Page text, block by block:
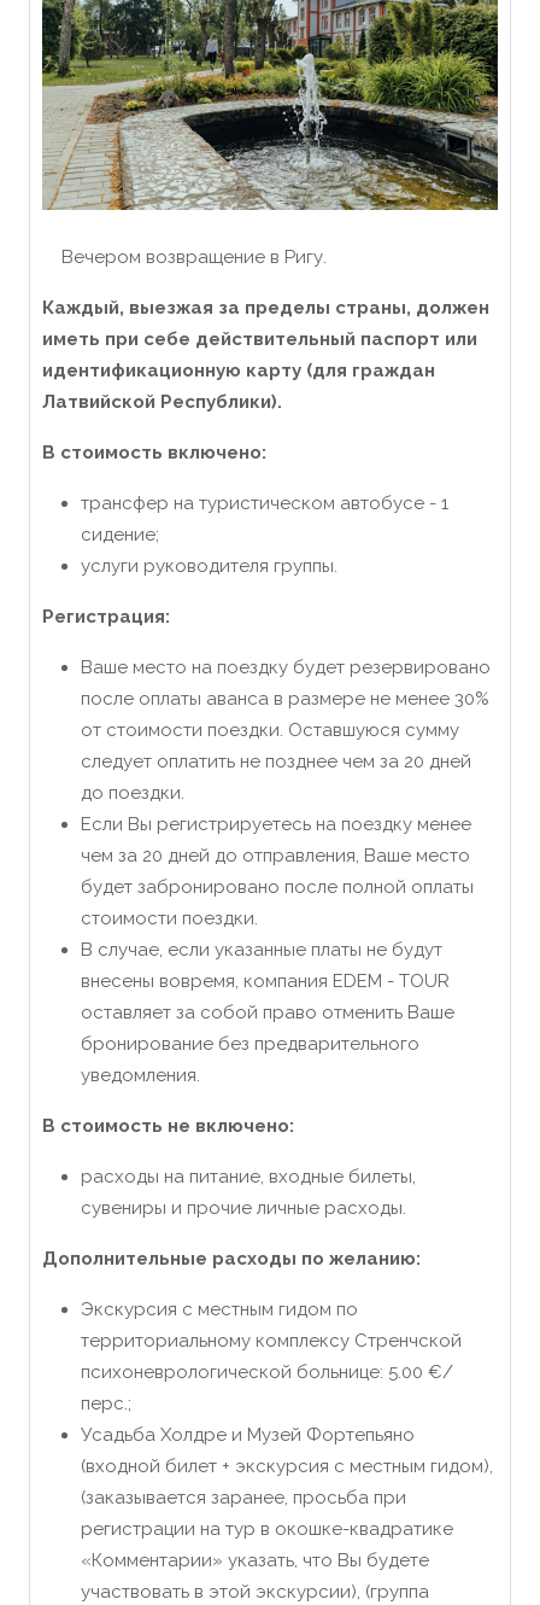
Вечером возвращение в Ригу.
Каждый, выезжая за пределы страны, должен
иметь при себе действительный паспорт или
идентификационную карту (для граждан
Латвийской Республики).
В стоимость включено:
трансфер на туристическом автобусе - 1
сидение;
услуги руководителя группы.
Регистрация:
Ваше место на поездку будет резервировано
после оплаты аванса в размере не менее 30%
от стоимости поездки. Оставшуюся сумму
следует оплатить не позднее чем за 20 дней
до поездки.
Если Вы регистрируетесь на поездку менее
чем за 20 дней до отправления, Ваше место
будет забронировано после полной оплаты
стоимости поездки.
В случае, если указанные платы не будут
внесены вовремя, компания EDEM - TOUR
оставляет за собой право отменить Ваше
бронирование без предварительного
уведомления.
В стоимость не включено:
расходы на питание, входные билеты,
сувениры и прочие личные расходы.
Дополнительные расходы по желанию:
Экскурсия с местным гидом по
территориальному комплексу Стренчской
психоневрологической больнице: 5.00 €/
перс.;
Усадьба Холдре и Музей Фортепьяно
(входной билет + экскурсия с местным гидом),
(заказывается заранее, просьба при
регистрации на тур в окошке-квадратике
«Комментарии» указать, что Вы будете
участвовать в этой экскурсии), (группа